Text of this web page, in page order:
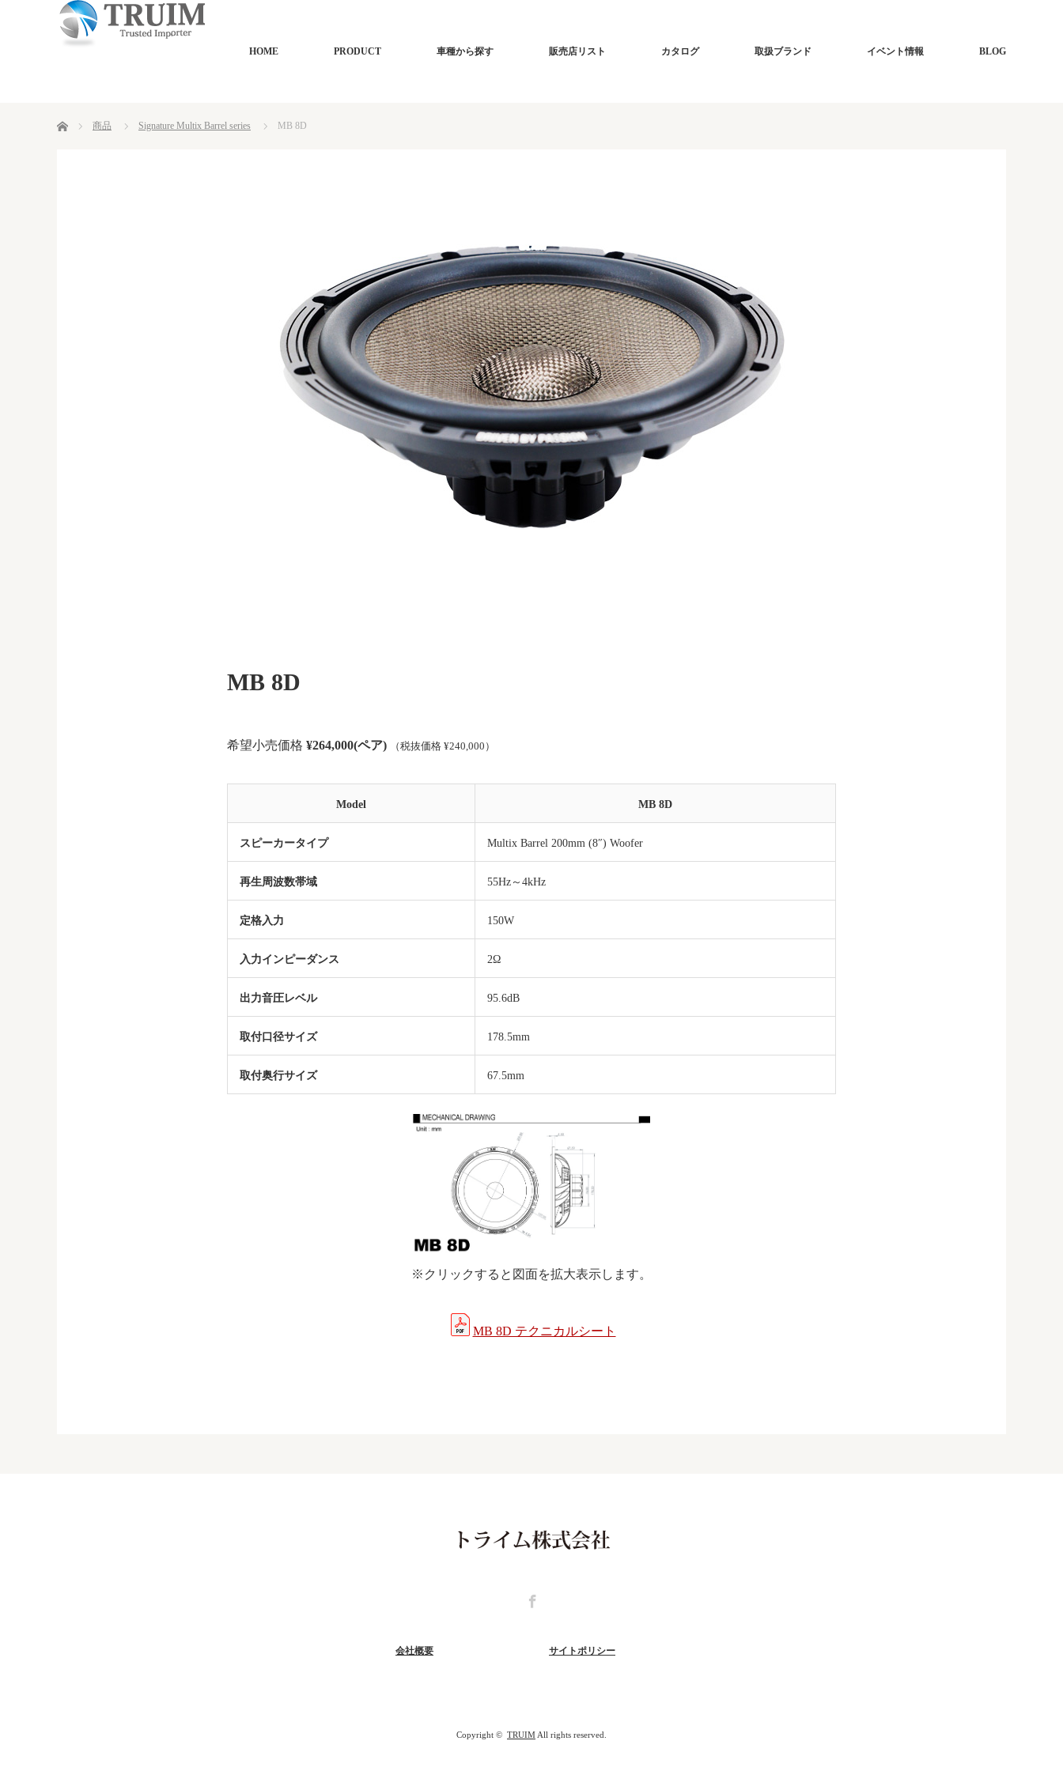
HOME PRODUCT 車種から探す 販売店リスト カタログ 取扱ブランド イベント情報 BLOG
ホーム 商品 Signature Multix Barrel series MB 8D
MB 8D
希望小売価格 ¥264,000(ペア) （税抜価格 ¥240,000）
Model MB 8D
スピーカータイプ Multix Barrel 200mm (8″) Woofer
再生周波数帯域 55Hz～4kHz
定格入力 150W
入力インピーダンス 2Ω
出力音圧レベル 95.6dB
取付口径サイズ 178.5mm
取付奥行サイズ 67.5mm
※クリックすると図面を拡大表示します。
MB 8D テクニカルシート
会社概要 サイトポリシー
Copyright © TRUIM All rights reserved.